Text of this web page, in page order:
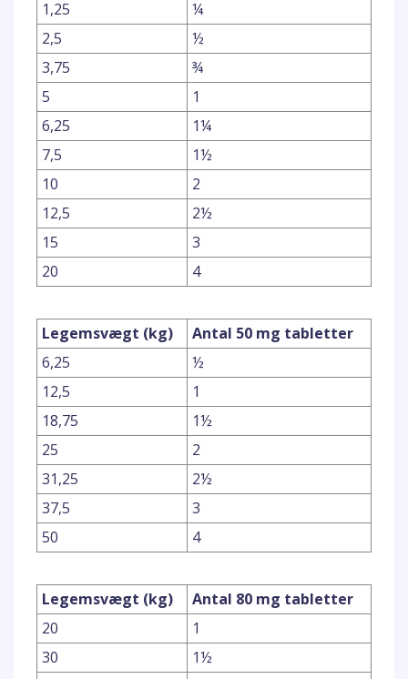
1,25
¼
2,5
½
3,75
¾
5
1
6,25
1¼
7,5
1½
10
2
12,5
2½
15
3
20
4
Legemsvægt (kg)
Antal 50 mg tabletter
6,25
½
12,5
1
18,75
1½
25
2
31,25
2½
37,5
3
50
4
Legemsvægt (kg)
Antal 80 mg tabletter
20
1
30
1½